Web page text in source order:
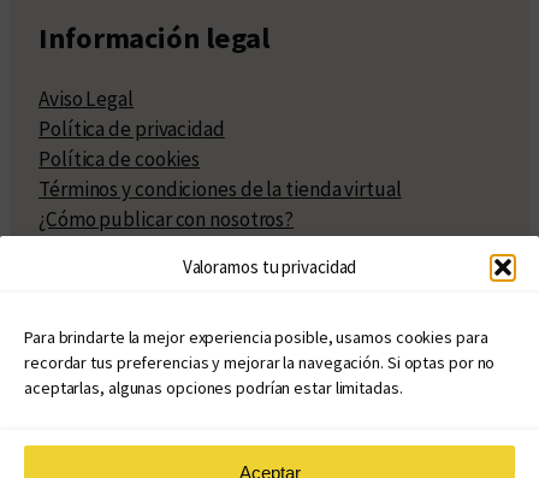
Valoramos tu privacidad
Para brindarte la mejor experiencia posible, usamos cookies para
recordar tus preferencias y mejorar la navegación. Si optas por no
aceptarlas, algunas opciones podrían estar limitadas.
Aceptar
Información legal
Aviso Legal
Política de privacidad
Política de cookies
Términos y condiciones de la tienda virtual
¿Cómo publicar con nosotros?
Políticas de publicación
Políticas de coedición
Atribuciones